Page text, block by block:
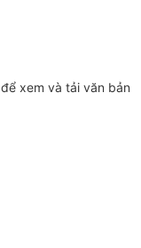
để xem và tải văn bản